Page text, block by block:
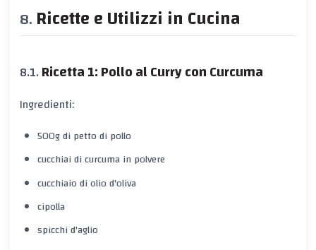
Ricette e Utilizzi in Cucina
Ricetta 1: Pollo al Curry con Curcuma
Ingredienti:
500g di petto di pollo
cucchiai di curcuma in polvere
cucchiaio di olio d'oliva
cipolla
spicchi d'aglio